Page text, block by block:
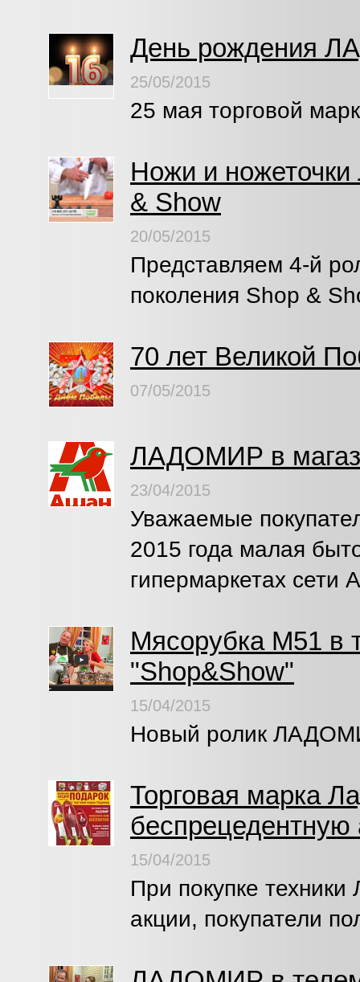
День рождения
25/05/2015
25 мая торговой
Ножи и
& Show
20/05/2015
Представляем 4-й
поколения Shop &
70 лет Великой
07/05/2015
ЛАДОМИР в
23/04/2015
Уважаемые
2015 года малая
гипермаркетах сети
Мясорубка М51 в
"Shop&Show"
15/04/2015
Новый ролик
Торговая марка
15/04/2015
При покупке
акции, покупатели